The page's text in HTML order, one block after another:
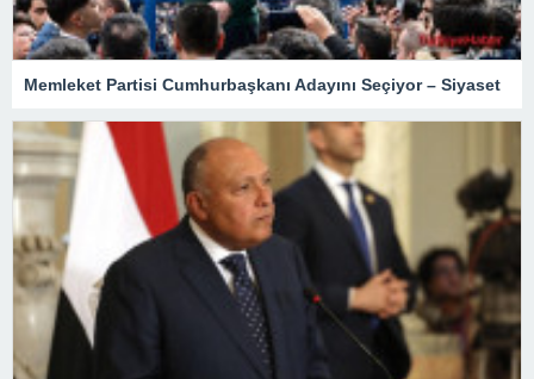
Memleket Partisi Cumhurbaşkanı Adayını Seçiyor – Siyaset